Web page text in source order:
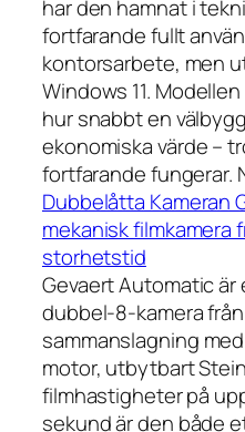
har den hamnat i
fortfarande fullt
kontorsarbete, men
Windows 11.
hur snabbt en
ekonomiska värde –
fortfarande fungerar.
Dubbelåtta Kameran
mekanisk filmkamera
storhetstid
Gevaert Automatic är
dubbel-8-kamera
sammanslagning
motor, utbytbart
filmhastigheter på
sekund är den både